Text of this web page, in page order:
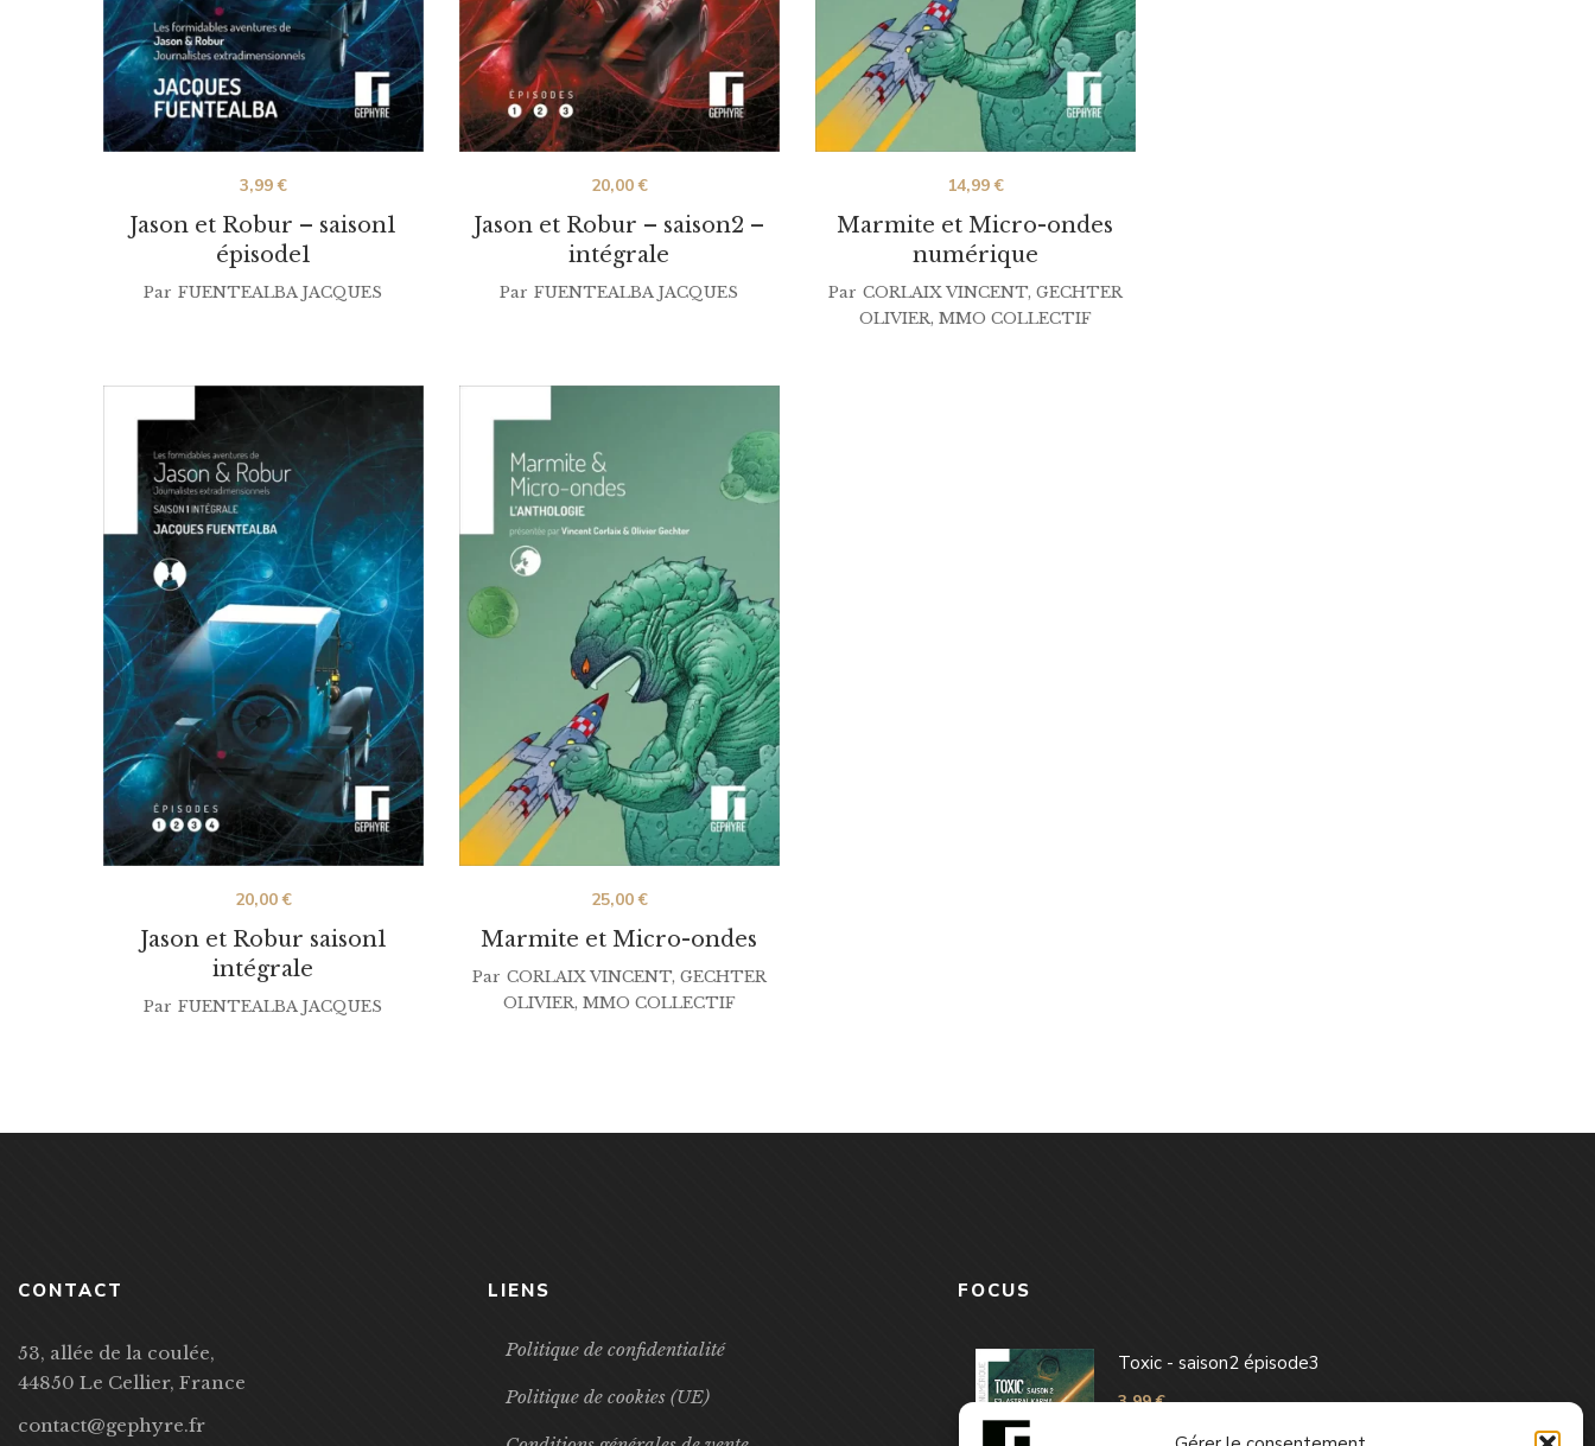
Jason et Robur – saison1
épisode1
3,99€
Par FUENTEALBA JACQUES
Jason et Robur – saison2 –
intégrale
20,00€
Par FUENTEALBA JACQUES
Marmite et Micro-ondes
numérique
14,99€
Par CORLAIX VINCENT, GECHTER
OLIVIER, MMO COLLECTIF
Jason et Robur saison1
intégrale
20,00€
Par FUENTEALBA JACQUES
Marmite et Micro-ondes
25,00€
Par CORLAIX VINCENT, GECHTER
OLIVIER, MMO COLLECTIF
CONTACT
53, allée de la coulée,
44850 Le Cellier, France
contact@gephyre.fr
LIENS
Politique de confidentialité
Politique de cookies (UE)
FOCUS
Toxic - saison2 épisode3
3,99€